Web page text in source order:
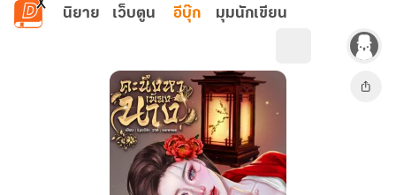
ข้ามไปยังเนื้อหาหลัก
นิยาย เว็บตูน อีบุ๊ก มุมนักเขียน